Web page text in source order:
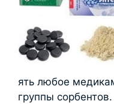
ять любое
группы